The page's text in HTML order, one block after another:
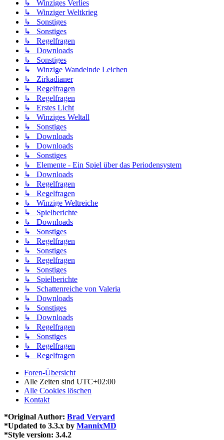
↳ Winziges Verlies
↳ Winziger Weltkrieg
↳ Sonstiges
↳ Sonstiges
↳ Regelfragen
↳ Downloads
↳ Sonstiges
↳ Winzige Wandelnde Leichen
↳ Zirkadianer
↳ Regelfragen
↳ Regelfragen
↳ Erstes Licht
↳ Winziges Weltall
↳ Sonstiges
↳ Downloads
↳ Downloads
↳ Sonstiges
↳ Elemente - Ein Spiel über das Periodensystem
↳ Downloads
↳ Regelfragen
↳ Regelfragen
↳ Winzige Weltreiche
↳ Spielberichte
↳ Downloads
↳ Sonstiges
↳ Regelfragen
↳ Sonstiges
↳ Regelfragen
↳ Sonstiges
↳ Spielberichte
↳ Schattenreiche von Valeria
↳ Downloads
↳ Sonstiges
↳ Downloads
↳ Regelfragen
↳ Sonstiges
↳ Regelfragen
↳ Regelfragen
Foren-Übersicht
Alle Zeiten sind UTC+02:00
Alle Cookies löschen
Kontakt
*Original Author: Brad Veryard
*Updated to 3.3.x by MannixMD
*Style version: 3.4.2